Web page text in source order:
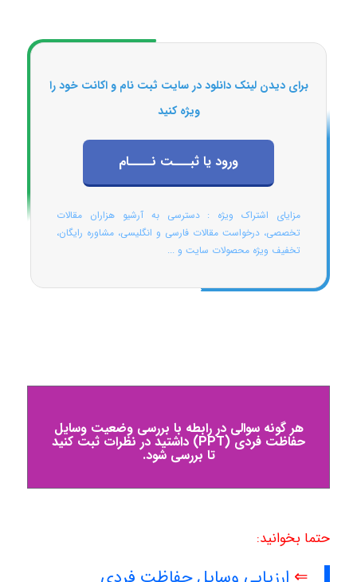
برای دیدن لینک دانلود در سایت ثبت نام و اکانت خود را
ویژه کنید
ورود یا ثبـــت نــــام
مزایای اشتراک ویژه : دسترسی به آرشیو هزاران مقالات
تخصصی، درخواست مقالات فارسی و انگلیسی، مشاوره رایگان،
تخفیف ویژه محصولات سایت و ...
هر گونه سوالی در رابطه با بررسی وضعیت وسایل
حفاظت فردی (PPT) داشتید در نظرات ثبت کنید
تا بررسی شود.
حتما بخوانید: